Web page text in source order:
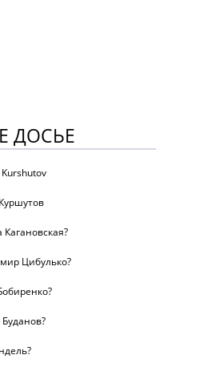
ДОСЬЕ
Кагановская?
Цибулько?